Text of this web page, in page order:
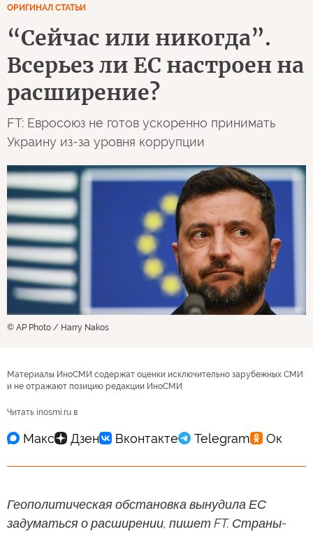
ОРИГИНАЛ СТАТЬИ
“Сейчас или никогда”.
Всерьез ли ЕС настроен на
расширение?
FT: Евросоюз не готов ускоренно принимать
Украину из-за уровня коррупции
© AP Photo / Harry Nakos
Материалы ИноСМИ содержат оценки исключительно зарубежных СМИ
и не отражают позицию редакции ИноСМИ
Читать inosmi.ru в
Геополитическая обстановка вынудила ЕС
задуматься о расширении, пишет FT. Страны-